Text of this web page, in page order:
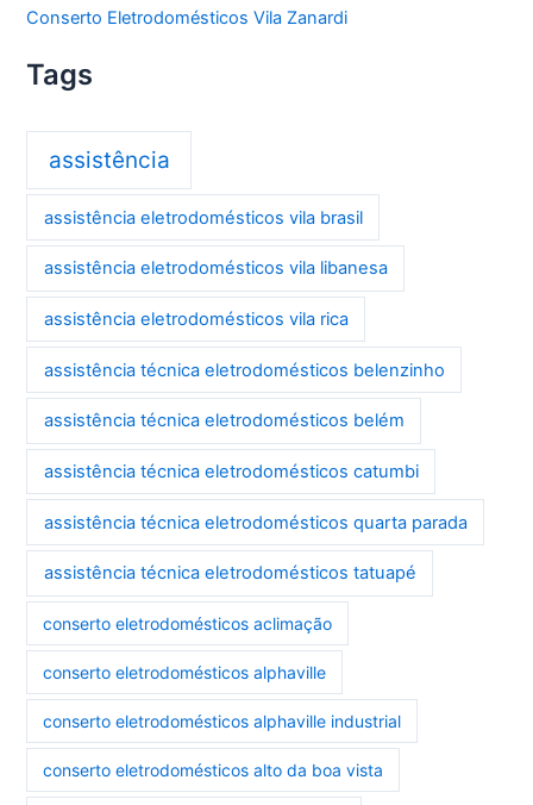
Conserto Eletrodomésticos Vila Zanardi
Tags
assistência
assistência eletrodomésticos vila brasil
assistência eletrodomésticos vila libanesa
assistência eletrodomésticos vila rica
assistência técnica eletrodomésticos belenzinho
assistência técnica eletrodomésticos belém
assistência técnica eletrodomésticos catumbi
assistência técnica eletrodomésticos quarta parada
assistência técnica eletrodomésticos tatuapé
conserto eletrodomésticos aclimação
conserto eletrodomésticos alphaville
conserto eletrodomésticos alphaville industrial
conserto eletrodomésticos alto da boa vista